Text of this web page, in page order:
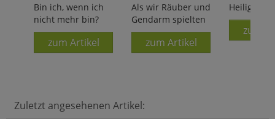
Bin ich, wenn ich
nicht mehr bin?
zum Artikel
Als wir Räuber und
Gendarm spielten
zum Artikel
Heiliger
zum
Zuletzt angesehenen Artikel: